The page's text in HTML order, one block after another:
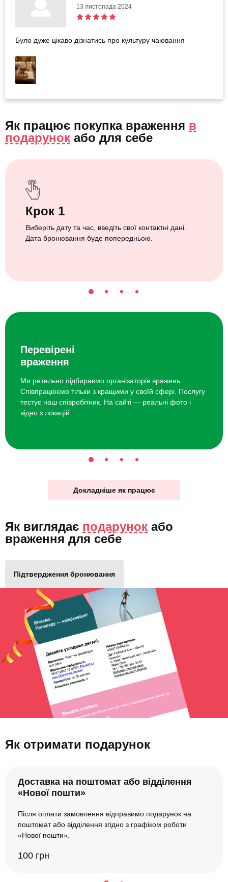
13 листопада 2024
Було дуже цікаво дізнатись про культуру чаювання
Як працює покупка враження в
подарунок або для себе
Крок 1
Виберіть дату та час, введіть свої контактні дані.
Дата бронювання буде попередньою.
Перевірені
враження
Ми ретельно підбираємо організаторів вражень.
Співпрацюємо тільки з кращими у своїй сфері. Послугу
тестує наш співробітник. На сайті — реальні фото і
відео з локацій.
Докладніше як працює
Як виглядає подарунок або
враження для себе
Підтвердження бронювання
Як отримати подарунок
Доставка на поштомат або відділення
«Нової пошти»
Після оплати замовлення відправимо подарунок на
поштомат або відділення згідно з графіком роботи
«Нової пошти».
100 грн